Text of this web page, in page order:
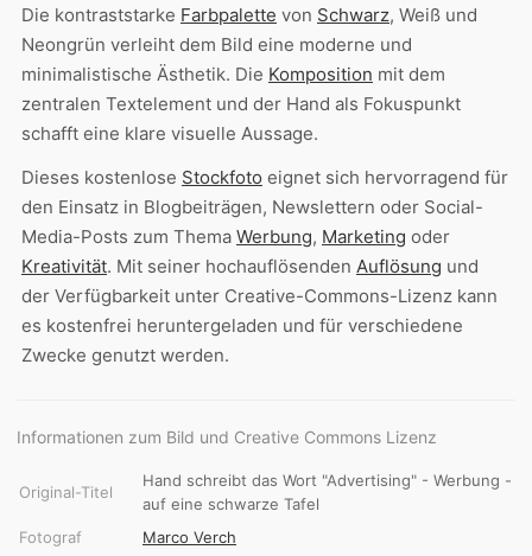
Die kontraststarke Farbpalette von Schwarz, Weiß und
Neongrün verleiht dem Bild eine moderne und
minimalistische Ästhetik. Die Komposition mit dem
zentralen Textelement und der Hand als Fokuspunkt
schafft eine klare visuelle Aussage.
Dieses kostenlose Stockfoto eignet sich hervorragend für
den Einsatz in Blogbeiträgen, Newslettern oder Social-
Media-Posts zum Thema Werbung, Marketing oder
Kreativität. Mit seiner hochauflösenden Auflösung und
der Verfügbarkeit unter Creative-Commons-Lizenz kann
es kostenfrei heruntergeladen und für verschiedene
Zwecke genutzt werden.
Informationen zum Bild und Creative Commons Lizenz
Original-Titel
Hand schreibt das Wort "Advertising" - Werbung -
auf eine schwarze Tafel
Fotograf
Marco Verch